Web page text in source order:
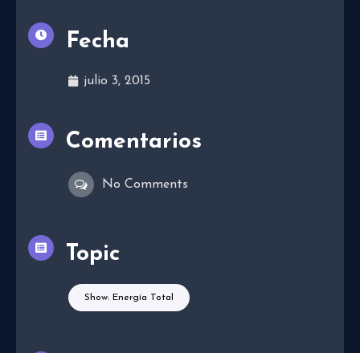
Fecha
julio 3, 2015
Comentarios
No Comments
Topic
Show: Energía Total